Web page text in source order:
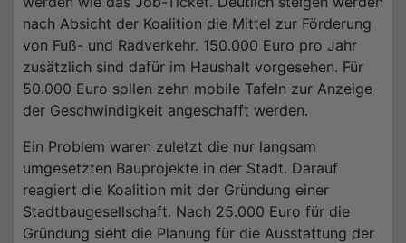
nach Absicht der Koalition die Mittel zur Förderung
von Fuß- und Radverkehr. 150.000 Euro pro Jahr
zusätzlich sind dafür im Haushalt vorgesehen. Für
50.000 Euro sollen zehn mobile Tafeln zur Anzeige
der Geschwindigkeit angeschafft werden.
Ein Problem waren zuletzt die nur langsam
umgesetzten Bauprojekte in der Stadt. Darauf
reagiert die Koalition mit der Gründung einer
Stadtbaugesellschaft. Nach 25.000 Euro für die
Gründung sieht die Planung für die Ausstattung der